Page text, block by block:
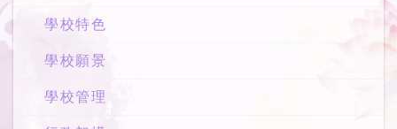
學校特色
學校願景
學校管理